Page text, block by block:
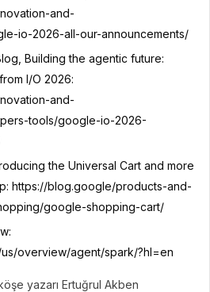
and-
io-2026-all-our-announcements/
Building the agentic future:
I/O 2026:
and-
tools/google-io-2026-
the Universal Cart and more
https://blog.google/products-and-
google-shopping-cart/
overview/agent/spark/?hl=en
yazarı Ertuğrul Akben